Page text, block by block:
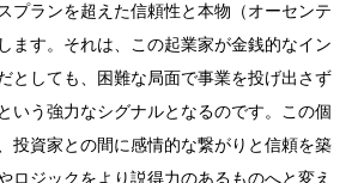
プランを超えた信頼性と本物（オーセンテ
ます。それは、この起業家が金銭的なイン
としても、困難な局面で事業を投げ出さず
いう強力なシグナルとなるのです。この個
投資家との間に感情的な繋がりと信頼を築
ロジックをより説得力のあるものへと変え